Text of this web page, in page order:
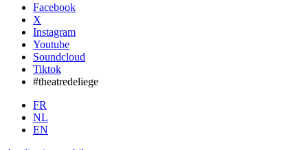
Facebook
X
Instagram
Youtube
Soundcloud
Tiktok
#theatredeliege
FR
NL
EN